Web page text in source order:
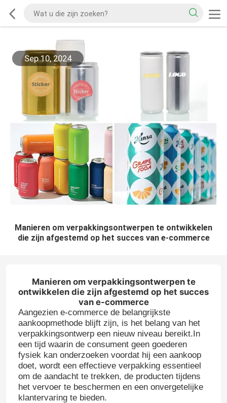
Sep 10, 2024
Manieren om verpakkingsontwerpen te ontwikkelen
die zijn afgestemd op het succes van e-commerce
Manieren om verpakkingsontwerpen te
ontwikkelen die zijn afgestemd op het succes
van e-commerce
Aangezien e-commerce de belangrijkste
aankoopmethode blijft zijn, is het belang van het
verpakkingsontwerp een nieuw niveau bereikt.In
een tijd waarin de consument geen goederen
fysiek kan onderzoeken voordat hij een aankoop
doet, wordt een effectieve verpakking essentieel
om de aandacht te trekken, de producten tijdens
het vervoer te beschermen en een onvergetelijke
klantervaring te bieden.